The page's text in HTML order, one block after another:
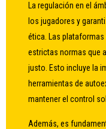
La regulación en el
los jugadores y
ética. Las
estrictas normas que
justo. Esto incluye la
herramientas de
mantener el control
Además, es